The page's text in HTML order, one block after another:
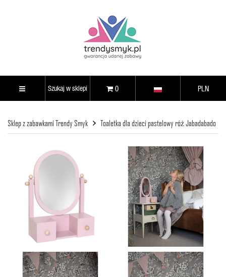
0 PLN
Sklep z zabawkami Trendy Smyk Toaletka dla dzieci pastelowy róż Jabadabado